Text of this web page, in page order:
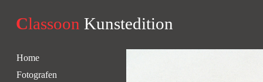
Classoon Kunstedition
Home
Fotografen